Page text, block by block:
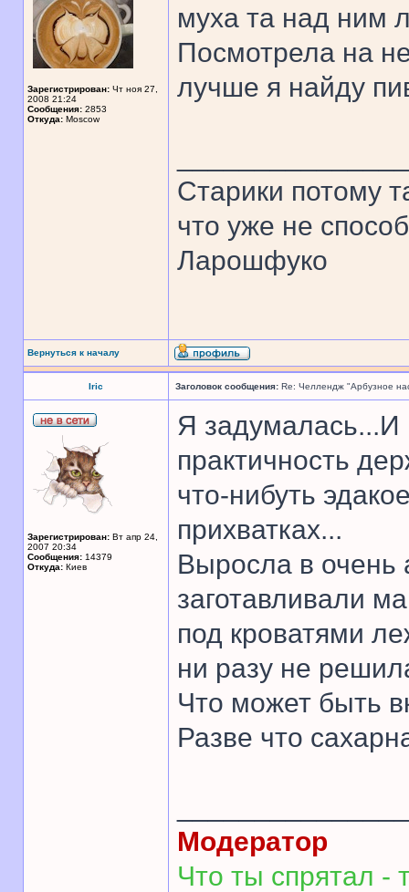
Зарегистрирован: Чт ноя 27,
2008 21:24
Сообщения: 2853
Откуда: Moscow
муха та над ним
Посмотрела на
лучше я найду
Старики потому
что уже не
Ларошфуко
Вернуться к началу
Iric Заголовок сообщения: Re: Челлендж "Арбузное
Зарегистрирован: Вт апр 24,
2007 20:34
Сообщения: 14379
Откуда: Киев
Я
практичность
что-нибуть
прихватках...
Выросла в очень
заготавливали
под кроватями
ни разу не
Что может быть
Разве что
Модератор
Что ты спрятал -